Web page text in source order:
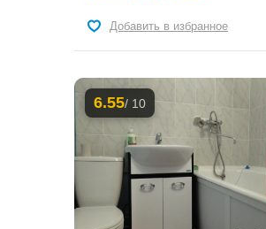
Добавить в избранное
6.55/ 10